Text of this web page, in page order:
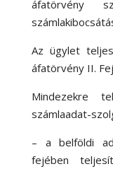
áfatörvény
Az ügylet
áfatörvény II.
Mindezekre
számlaadat-
– a belföldi
fejében